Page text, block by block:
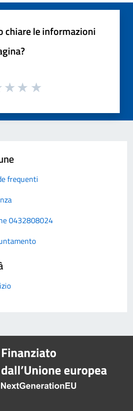
chiare le informazioni
frequenti
0432808024